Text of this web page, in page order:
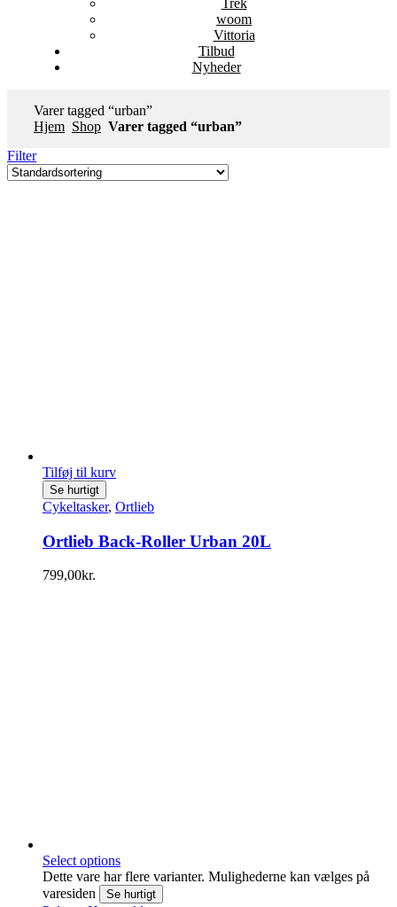
Trek
woom
Vittoria
Tilbud
Nyheder
Varer tagged “urban”
Hjem Shop Varer tagged “urban”
Filter
Tilføj til kurv
Se hurtigt
Cykeltasker, Ortlieb
Ortlieb Back-Roller Urban 20L
799,00kr.
Select options
Dette vare har flere varianter. Mulighederne kan vælges på
varesiden
Se hurtigt